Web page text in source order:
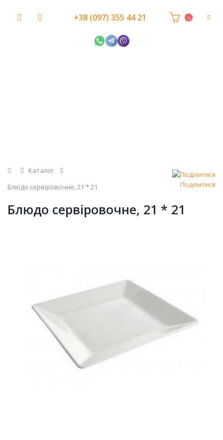
+38 (097) 355 44 21
Головна
Каталог
Блюдо сервіровочне, 21 * 21
Поділитися
Блюдо сервіровочне, 21 * 21